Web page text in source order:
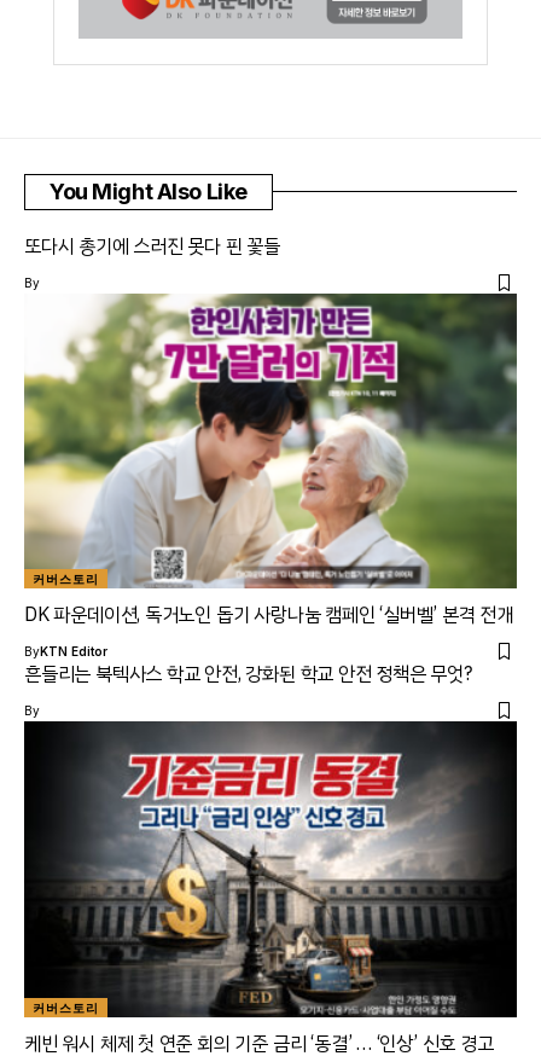
You Might Also Like
또다시 총기에 스러진 못다 핀 꽃들
By
커버스토리
DK 파운데이션, 독거노인 돕기 사랑나눔 캠페인 ‘실버벨’ 본격 전개
ByKTN Editor
흔들리는 북텍사스 학교 안전, 강화된 학교 안전 정책은 무엇?
By
커버스토리
케빈 워시 체제 첫 연준 회의 기준 금리 ‘동결’ … ‘인상’ 신호 경고